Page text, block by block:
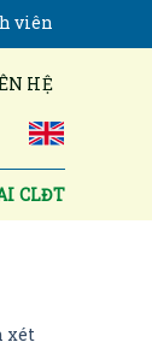
viên
HỆ
CLĐT
xét